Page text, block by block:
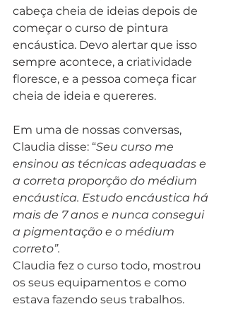
cabeça cheia de ideias depois de
começar o curso de pintura
encáustica. Devo alertar que isso
sempre acontece, a criatividade
floresce, e a pessoa começa ficar
cheia de ideia e quereres.
Em uma de nossas conversas,
Claudia disse: “Seu curso me
ensinou as técnicas adequadas e
a correta proporção do médium
encáustica. Estudo encáustica há
mais de 7 anos e nunca consegui
a pigmentação e o médium
correto”.
Claudia fez o curso todo, mostrou
os seus equipamentos e como
estava fazendo seus trabalhos.